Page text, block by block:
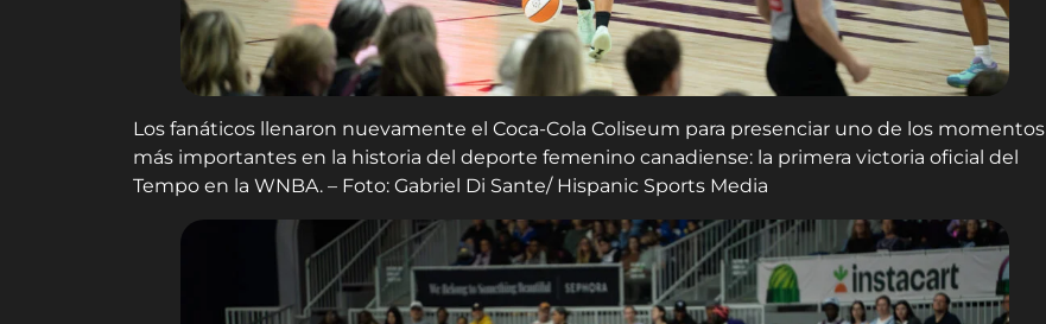
Los fanáticos llenaron nuevamente el Coca-Cola Coliseum para presenciar uno de los momentos
más importantes en la historia del deporte femenino canadiense: la primera victoria oficial del
Tempo en la WNBA. – Foto: Gabriel Di Sante/ Hispanic Sports Media